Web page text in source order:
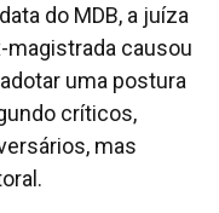
do MDB, a juíza
magistrada causou
uma postura
críticos,
mas